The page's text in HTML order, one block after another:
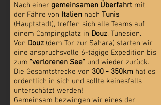
Nach einer gemeinsamen Überfahrt mit
der Fähre von Italien nach Tunis
(Hauptstadt), treffen sich alle Teams auf
einem Campingplatz in Douz, Tunesien.
Von Douz (dem Tor zur Sahara) starten wir
eine anspruchsvolle 6-tägige Expedition bis
zum "verlorenen See"und wieder zurück.
Die Gesamtstrecke von 300 - 350km hat es
ordentlich in sich und sollte keinesfalls
unterschätzt werden!
Gemeinsam bezwingen wir eines der